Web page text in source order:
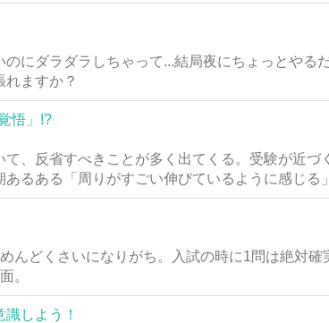
にダラダラしちゃって...結局夜にちょっとやる
れますか？
悟」!?
、反省すべきことが多く出てくる。受験が近づ
るある「周りがすごい伸びているように感じる」
んどくさいになりがち。入試の時に1問は絶対確
。
しよう！